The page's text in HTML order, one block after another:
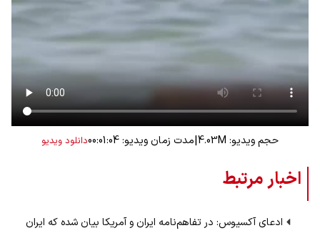
حجم ویدیو: 4.03M |مدت زمان ویدیو: 00:01:04 دانلود ویدیو
اخبار مرتبط
ادعای آکسیوس: در تفاهم‌نامه ایران و آمریکا بیان شده که ایران